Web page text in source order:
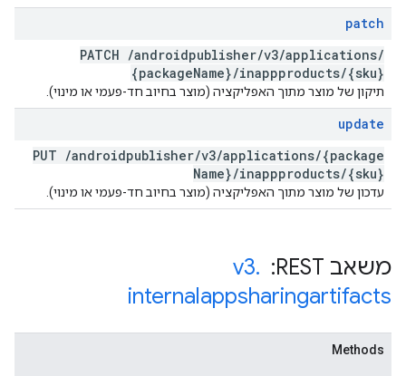
patch
PATCH /androidpublisher/v3/applications/
{packageName}/inappproducts/{sku}
תיקון של מוצר מתוך האפליקציה (מוצר בחיוב חד-פעמי או מינוי).
update
PUT /androidpublisher/v3/applications/{package
Name}/inappproducts/{sku}
עדכון של מוצר מתוך האפליקציה (מוצר בחיוב חד-פעמי או מינוי).
משאב REST: ‏ v3.
internalappsharingartifacts
Methods